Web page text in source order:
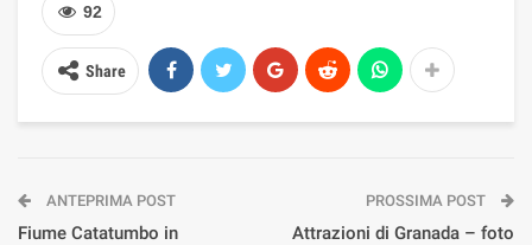
92
Share
ANTEPRIMA POST
Fiume Catatumbo in
PROSSIMA POST
Attrazioni di Granada – foto